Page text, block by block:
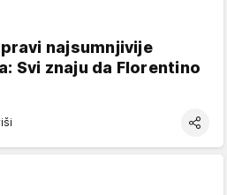
najsumnjivije
Svi znaju da Florentino